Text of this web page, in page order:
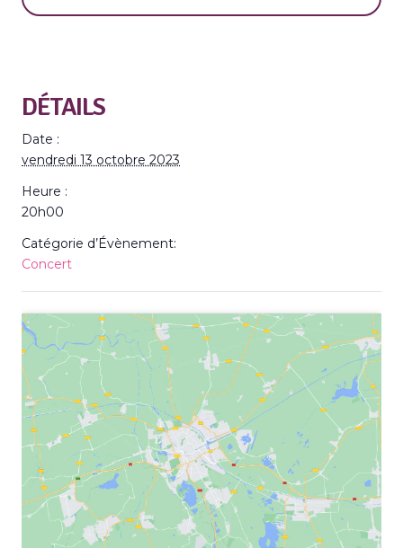
DÉTAILS
Date :
vendredi 13 octobre 2023
Heure :
20h00
Catégorie d’Évènement:
Concert